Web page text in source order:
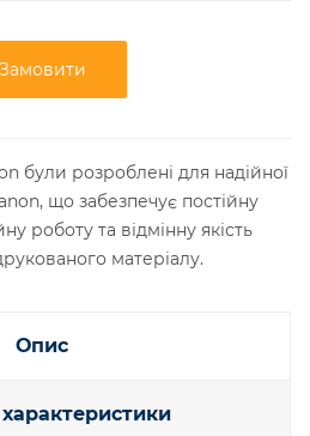
Замовити
були розроблені для надійної
що забезпечує постійну
роботу та відмінну якість
матеріалу.
Опис
характеристики